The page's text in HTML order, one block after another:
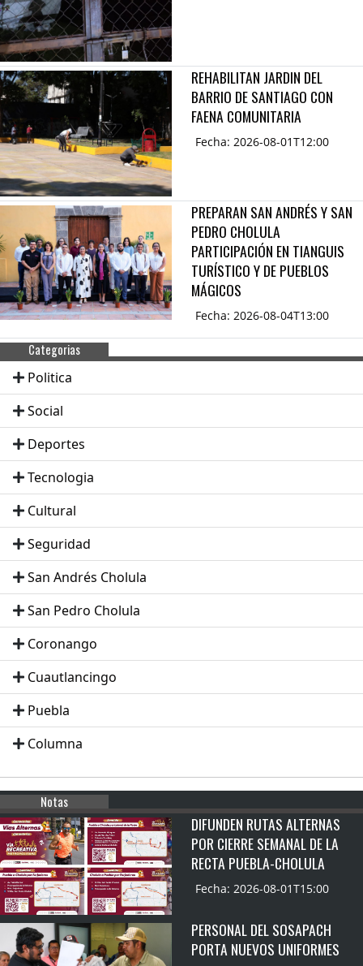
REHABILITAN JARDIN DEL
BARRIO DE SANTIAGO CON
FAENA COMUNITARIA
Fecha: 2026-08-01T12:00
PREPARAN SAN ANDRÉS Y SAN
PEDRO CHOLULA
PARTICIPACIÓN EN TIANGUIS
TURÍSTICO Y DE PUEBLOS
MÁGICOS
Fecha: 2026-08-04T13:00
Categorias
Politica
Social
Deportes
Tecnologia
Cultural
Seguridad
San Andrés Cholula
San Pedro Cholula
Coronango
Cuautlancingo
Puebla
Columna
Notas
DIFUNDEN RUTAS ALTERNAS
POR CIERRE SEMANAL DE LA
RECTA PUEBLA-CHOLULA
Fecha: 2026-08-01T15:00
PERSONAL DEL SOSAPACH
PORTA NUEVOS UNIFORMES